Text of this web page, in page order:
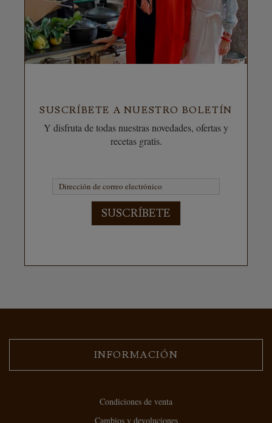
SUSCRÍBETE A NUESTRO BOLETÍN
Y disfruta de todas nuestras novedades, ofertas y
recetas gratis.
SUSCRÍBETE
INFORMACIÓN
Condiciones de venta
Cambios y devoluciones